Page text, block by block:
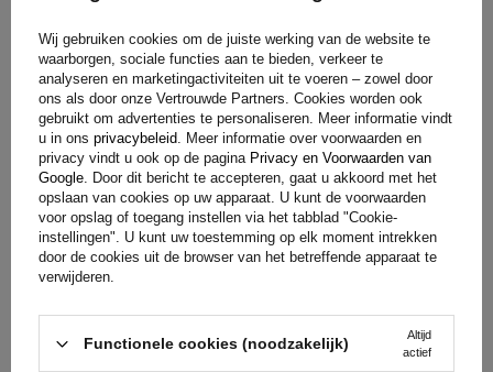
Garantie
Bij aankoop van elk product uit ons assortiment krijg je 2
jaar garantie.Op deze manier kun je het gebruiken zonder je
zorgen te maken over de gevolgen van een eventuele
storing. Met het oog op jouw tevredenheid hebben we het
proces voor het indienen van een eventuele klacht zo
eenvoudig mogelijk gemaakt - het enige wat je hoeft te doen
het formulier dat beschikbaar is op onze website in te
vullen en op te sturen.
Wij gebruiken cookies om de juiste werking van de website te
waarborgen, sociale functies aan te bieden, verkeer te
analyseren en marketingactiviteiten uit te voeren – zowel door
ons als door onze Vertrouwde Partners. Cookies worden ook
gebruikt om advertenties te personaliseren. Meer informatie vindt
u in ons privacybeleid. Meer informatie over voorwaarden en
privacy vindt u ook op de pagina Privacy en Voorwaarden van
Google. Door dit bericht te accepteren, gaat u akkoord met het
opslaan van cookies op uw apparaat. U kunt de voorwaarden
voor opslag of toegang instellen via het tabblad "Cookie-
instellingen". U kunt uw toestemming op elk moment intrekken
door de cookies uit de browser van het betreffende apparaat te
verwijderen.
Functionele cookies (noodzakelijk)
Altijd
actief